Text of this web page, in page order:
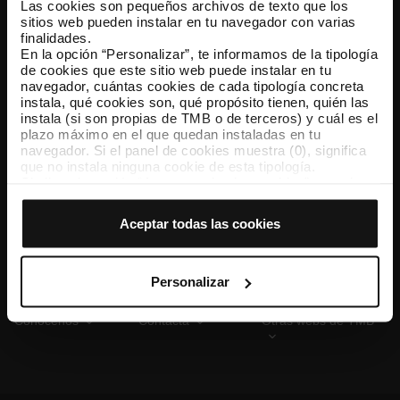
Las cookies son pequeños archivos de texto que los
sitios web pueden instalar en tu navegador con varias
finalidades.
En la opción “Personalizar”, te informamos de la tipología
de cookies que este sitio web puede instalar en tu
navegador, cuántas cookies de cada tipología concreta
instala, qué cookies son, qué propósito tienen, quién las
instala (si son propias de TMB o de terceros) y cuál es el
plazo máximo en el que quedan instaladas en tu
navegador. Si el panel de cookies muestra (0), significa
que no instala ninguna cookie de esta tipología.
que todas estas cookies se instalen en tu navegador.
tipología de cookies permite indicar si quieres que se
instalen o no las cookies de esa clase.
Una vez que hayas marcado tus preferencias, debes
hacer clic en “Seleccionar y configurar”. Así se instalarán
previamente. Te sugerimos que selecciones las cookies
de personalización, porque permiten recordar tus
opciones de navegación (como el idioma) y mejoran tu
Aceptar todas las cookies
Personalizar
TMB App
Descárgate TMB App y compra tus billetes
App Store Google Play
Conócenos Contacta Otras webs de TMB